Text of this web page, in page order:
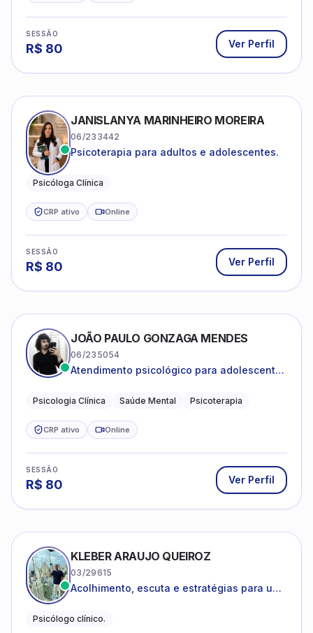
SESSÃO
R$ 80 Ver Perfil
JANISLANYA MARINHEIRO MOREIRA
06/233442
Psicoterapia para adultos e adolescentes.
Psicóloga Clínica
CRP ativo Online
SESSÃO
R$ 80 Ver Perfil
JOÃO PAULO GONZAGA MENDES
06/235054
Atendimento psicológico para adolescentes
depressão e autoestima.
Psicologia Clínica Saúde Mental Psicoterapia
CRP ativo Online
SESSÃO
R$ 80 Ver Perfil
KLEBER ARAUJO QUEIROZ
03/29615
Acolhimento, escuta e estratégias para uma
Psicólogo clínico.